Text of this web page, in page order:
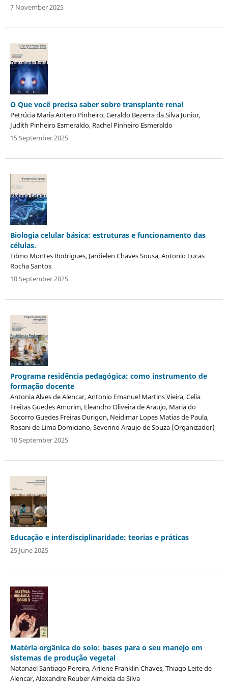
7 November 2025
O Que você precisa saber sobre transplante renal
Petrúcia Maria Antero Pinheiro, Geraldo Bezerra da Silva Junior,
Judith Pinheiro Esmeraldo, Rachel Pinheiro Esmeraldo
15 September 2025
Biologia celular básica: estruturas e funcionamento das
células.
Edmo Montes Rodrigues, Jardielen Chaves Sousa, Antonio Lucas
Rocha Santos
10 September 2025
Programa residência pedagógica: como instrumento de
formação docente
Antonia Alves de Alencar, Antonio Emanuel Martins Vieira, Celia
Freitas Guedes Amorim, Eleandro Oliveira de Araujo, Maria do
Socorro Guedes Freiras Durigon, Neidimar Lopes Matias de Paula,
Rosani de Lima Domiciano, Severino Araujo de Souza (Organizador)
10 September 2025
Educação e interdisciplinaridade: teorias e práticas
25 June 2025
Matéria orgânica do solo: bases para o seu manejo em
sistemas de produção vegetal
Natanael Santiago Pereira, Arilene Franklin Chaves, Thiago Leite de
Alencar, Alexandre Reuber Almeida da Silva